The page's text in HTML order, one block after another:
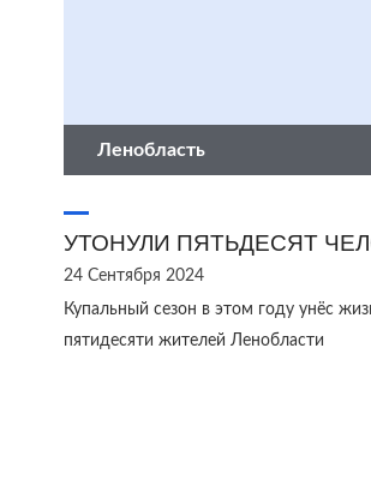
Ленобласть
УТОНУЛИ ПЯТЬДЕСЯТ
24 Сентября 2024
Купальный сезон в этом году унёс
пятидесяти жителей Ленобласти